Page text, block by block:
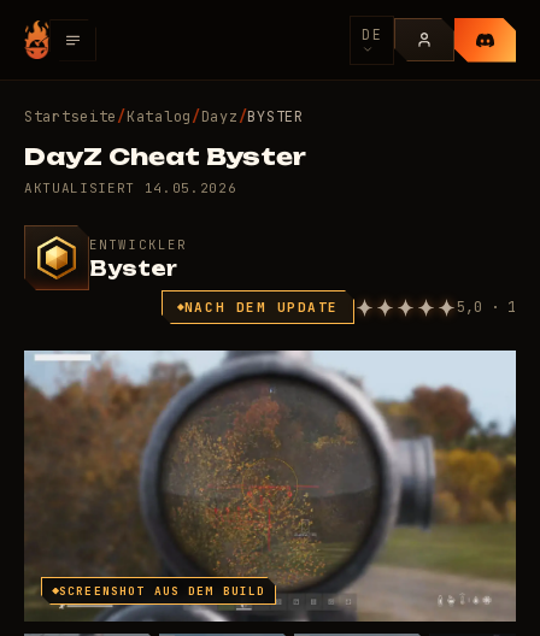
DE
Startseite/Katalog/Dayz/BYSTER
DayZ Cheat Byster
AKTUALISIERT 14.05.2026
ENTWICKLER
Byster
NACH DEM UPDATE 5,0 · 1
SCREENSHOT AUS DEM BUILD